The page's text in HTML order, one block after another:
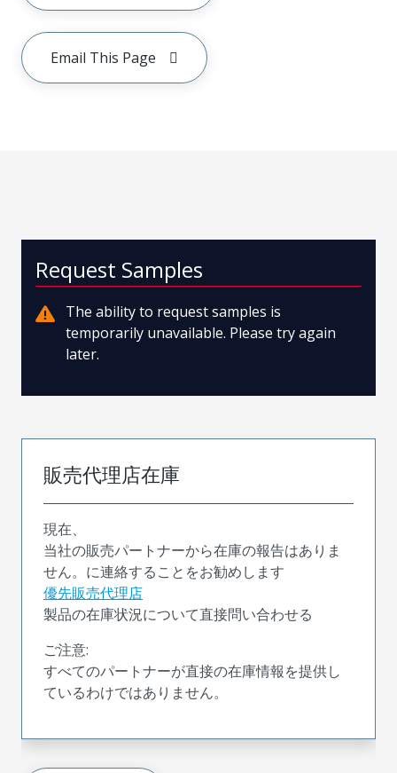
Email This Page
Request Samples
The ability to request samples is
temporarily unavailable. Please try again
later.
販売代理店在庫
現在、
当社の販売パートナーから在庫の報告はありま
せん。に連絡することをお勧めします
優先販売代理店
製品の在庫状況について直接問い合わせる
ご注意:
すべてのパートナーが直接の在庫情報を提供し
ているわけではありません。